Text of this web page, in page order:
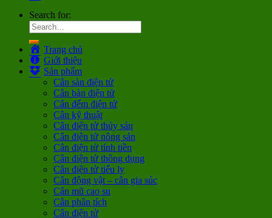
Search for:
Trang chủ
Giới thiệu
Sản phẩm
Cân sàn điện tử
Cân bàn điện tử
Cân đếm điện tử
Cân kỹ thuật
Cân điện tử thủy sản
Cân điện tử nông sản
Cân điện tử tính tiền
Cân điện tử thông dụng
Cân điện tử tiểu ly
Cân động vật – cân gia súc
Cân mũ cao su
Cân phân tích
Cân điện tử